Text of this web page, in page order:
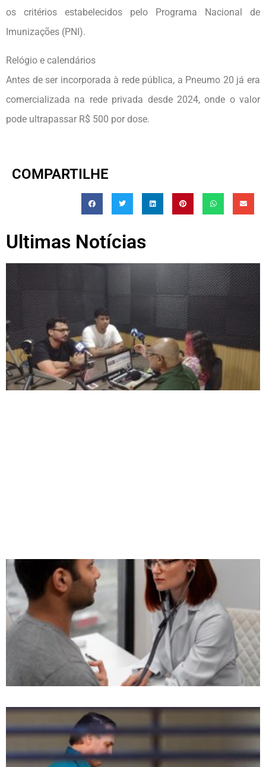
os critérios estabelecidos pelo Programa Nacional de
Imunizações (PNI).
Relógio e calendários
Antes de ser incorporada à rede pública, a Pneumo 20 já era
comercializada na rede privada desde 2024, onde o valor
pode ultrapassar R$ 500 por dose.
COMPARTILHE
Ultimas Notícias